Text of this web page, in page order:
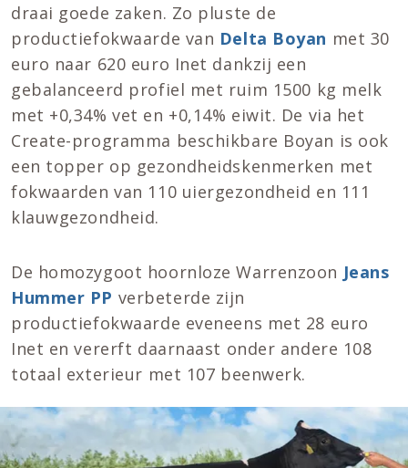
draai goede zaken. Zo pluste de
productiefokwaarde van Delta Boyan met 30
euro naar 620 euro Inet dankzij een
gebalanceerd profiel met ruim 1500 kg melk
met +0,34% vet en +0,14% eiwit. De via het
Create-programma beschikbare Boyan is ook
een topper op gezondheidskenmerken met
fokwaarden van 110 uiergezondheid en 111
klauwgezondheid.
De homozygoot hoornloze Warrenzoon Jeans
Hummer PP verbeterde zijn
productiefokwaarde eveneens met 28 euro
Inet en vererft daarnaast onder andere 108
totaal exterieur met 107 beenwerk.